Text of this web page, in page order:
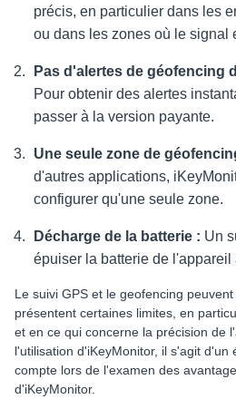
précis, en particulier dans les
ou dans les zones où le signal
Pas d'alertes de géofencing
Pour obtenir des alertes
passer à la version payante.
Une seule zone de
d'autres applications,
configurer qu'une seule zone.
Décharge de la batterie : Un
épuiser la batterie de l'appareil
Le suivi GPS et le geofencing
présentent certaines limites, en
et en ce qui concerne la précision de
l'utilisation d'iKeyMonitor, il s'agit d'un
compte lors de l'examen des
d'iKeyMonitor.